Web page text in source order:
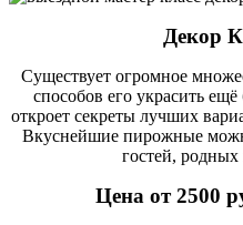
Декор
Существует огромное
способов его украсить
откроет секреты лучших
Вкуснейшие пирожные
гостей,
Цена от 2500